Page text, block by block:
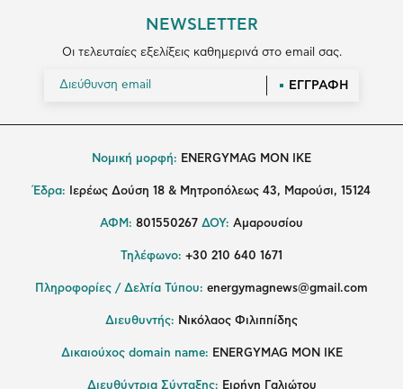
NEWSLETTER
Οι τελευταίες εξελίξεις καθημερινά στο email σας.
ΕΓΓΡΑΦΗ
Νομική μορφή: ENERGYMAG MON IKE
Έδρα: Ιερέως Δούση 18 & Μητροπόλεως 43, Μαρούσι, 15124
ΑΦΜ: 801550267 ΔΟΥ: Αμαρουσίου
Τηλέφωνο: +30 210 640 1671
Πληροφορίες / Δελτία Τύπου: energymagnews@gmail.com
Διευθυντής: Νικόλαος Φιλιππίδης
Δικαιούχος domain name: ENERGYMAG ΜΟΝ ΙΚΕ
Διευθύντρια Σύνταξης: Ειρήνη Γαλιώτου